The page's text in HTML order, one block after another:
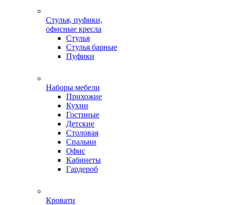
Стулья, пуфики,
офисные кресла
Стулья
Стулья барные
Пуфики
Наборы мебели
Прихожие
Кухни
Гостиные
Детские
Столовая
Спальни
Офис
Кабинеты
Гардероб
Кровати